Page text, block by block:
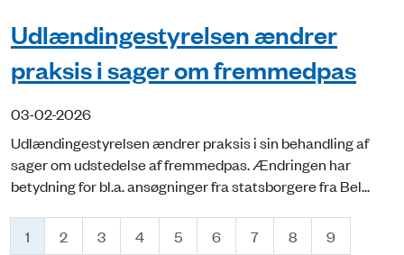
Udlændingestyrelsen ændrer
praksis i sager om fremmedpas
03-02-2026
Udlændingestyrelsen ændrer praksis i sin behandling af
sager om udstedelse af fremmedpas. Ændringen har
betydning for bl.a. ansøgninger fra statsborgere fra Bel...
1 2 3 4 5 6 7 8
9